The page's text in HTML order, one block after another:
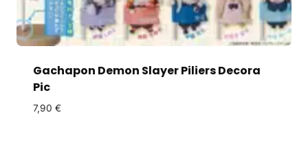
Gachapon Demon Slayer Piliers Decora
Pic
7,90 €